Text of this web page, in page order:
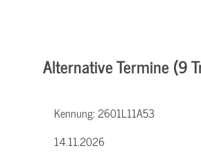
Alternative Termine (9
Kennung:2601L11A53
14.11.2026